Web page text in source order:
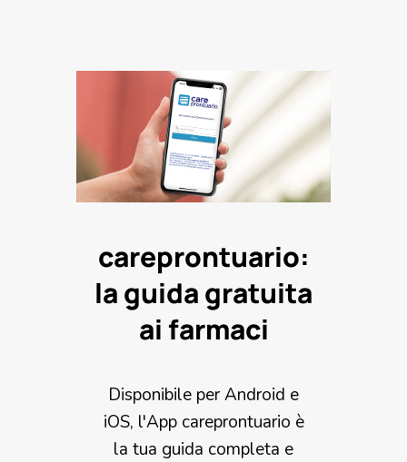
careprontuario:
la guida gratuita
ai farmaci
Disponibile per Android e
iOS, l'App careprontuario è
la tua guida completa e